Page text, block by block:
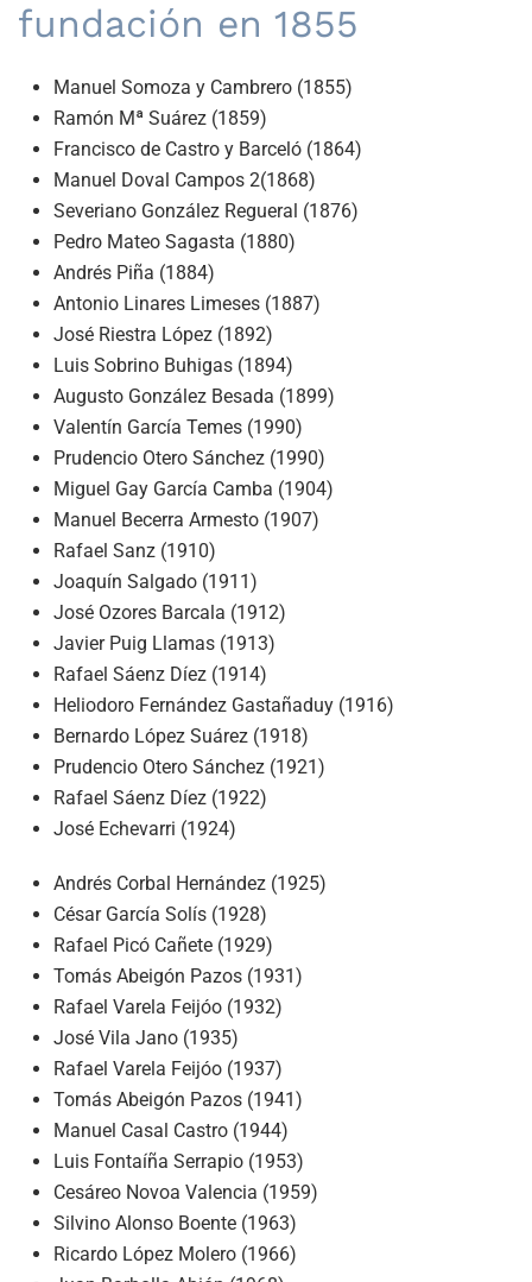
fundación en 1855
Manuel Somoza y Cambrero (1855)
Ramón Mª Suárez (1859)
Francisco de Castro y Barceló (1864)
Manuel Doval Campos 2(1868)
Severiano González Regueral (1876)
Pedro Mateo Sagasta (1880)
Andrés Piña (1884)
Antonio Linares Limeses (1887)
José Riestra López (1892)
Luis Sobrino Buhigas (1894)
Augusto González Besada (1899)
Valentín García Temes (1990)
Prudencio Otero Sánchez (1990)
Miguel Gay García Camba (1904)
Manuel Becerra Armesto (1907)
Rafael Sanz (1910)
Joaquín Salgado (1911)
José Ozores Barcala (1912)
Javier Puig Llamas (1913)
Rafael Sáenz Díez (1914)
Heliodoro Fernández Gastañaduy (1916)
Bernardo López Suárez (1918)
Prudencio Otero Sánchez (1921)
Rafael Sáenz Díez (1922)
José Echevarri (1924)
Andrés Corbal Hernández (1925)
César García Solís (1928)
Rafael Picó Cañete (1929)
Tomás Abeigón Pazos (1931)
Rafael Varela Feijóo (1932)
José Vila Jano (1935)
Rafael Varela Feijóo (1937)
Tomás Abeigón Pazos (1941)
Manuel Casal Castro (1944)
Luis Fontaíña Serrapio (1953)
Cesáreo Novoa Valencia (1959)
Silvino Alonso Boente (1963)
Ricardo López Molero (1966)